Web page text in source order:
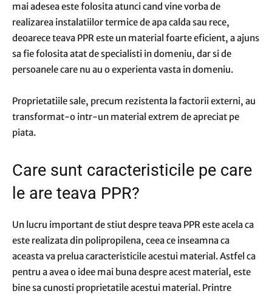
mai adesea este folosita atunci cand vine vorba de
realizarea instalatiilor termice de apa calda sau rece,
deoarece teava PPR este un material foarte eficient, a ajuns
sa fie folosita atat de specialisti in domeniu, dar si de
persoanele care nu au o experienta vasta in domeniu.
Proprietatiile sale, precum rezistenta la factorii externi, au
transformat-o intr-un material extrem de apreciat pe
piata.
Care sunt caracteristicile pe care
le are teava PPR?
Un lucru important de stiut despre teava PPR este acela ca
este realizata din polipropilena, ceea ce inseamna ca
aceasta va prelua caracteristicile acestui material. Astfel ca
pentru a avea o idee mai buna despre acest material, este
bine sa cunosti proprietatile acestui material. Printre